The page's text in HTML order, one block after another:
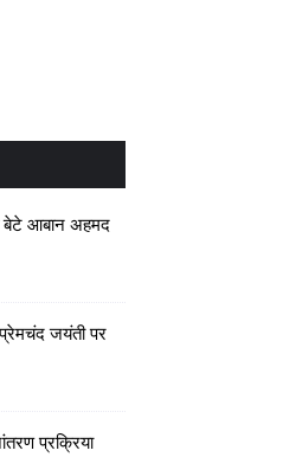
बेटे आबान अहमद
जयंती पर
प्रक्रिया